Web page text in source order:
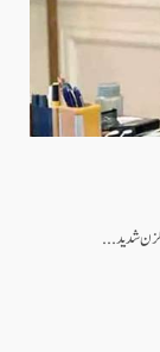
کزن شدید...